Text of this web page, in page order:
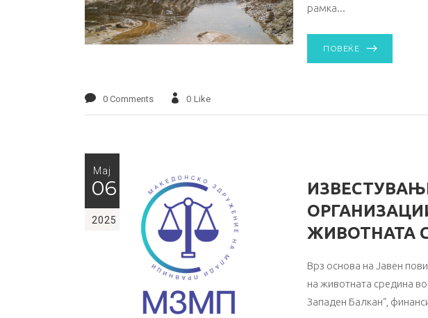
рамка
ПОВЕЌЕ
0 Comments 0 Like
Мај
06
2025
ЖИВОТНАТА
Врз основа на Јавен
на животната средина
Западен Балкан“,